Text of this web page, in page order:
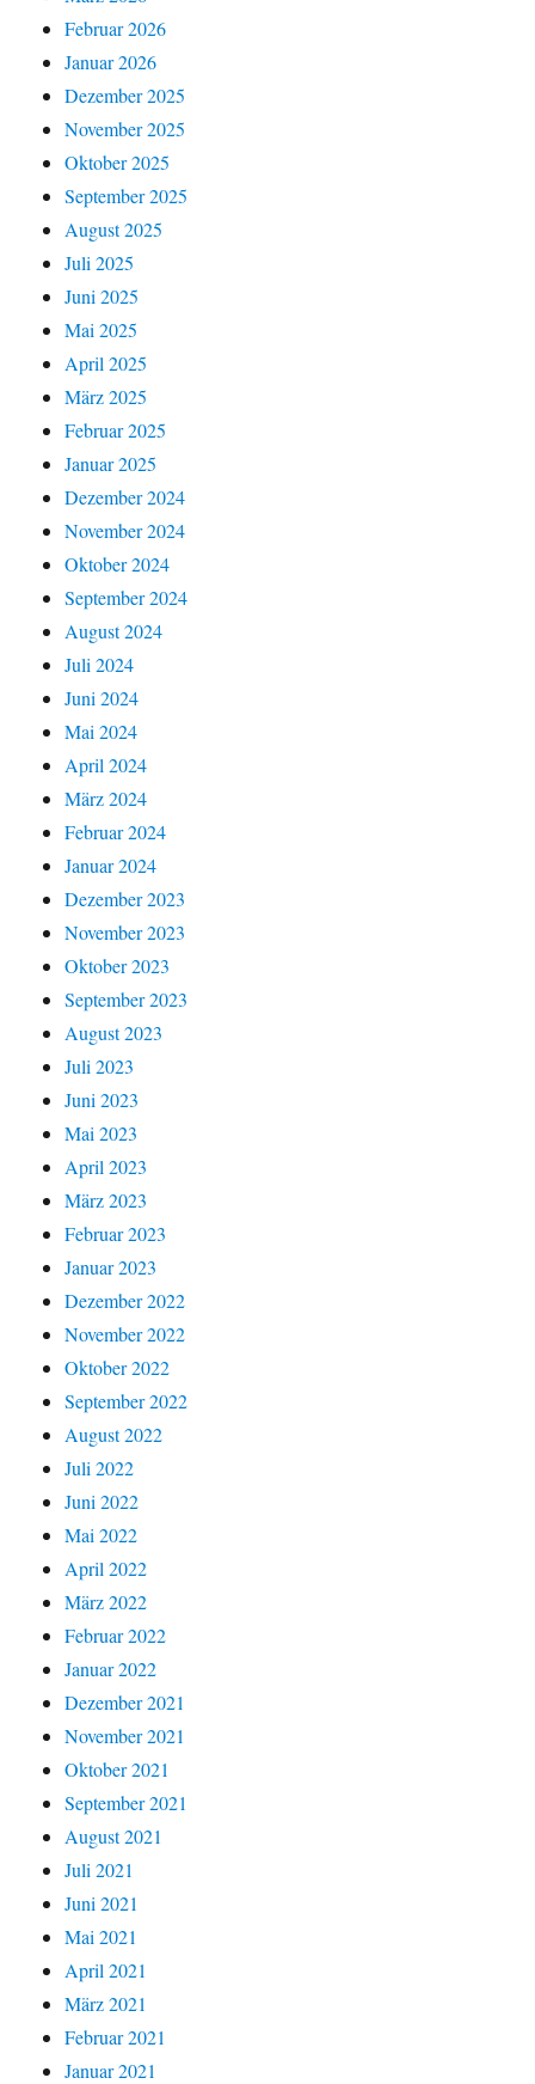
Februar 2026
Januar 2026
Dezember 2025
November 2025
Oktober 2025
September 2025
August 2025
Juli 2025
Juni 2025
Mai 2025
April 2025
März 2025
Februar 2025
Januar 2025
Dezember 2024
November 2024
Oktober 2024
September 2024
August 2024
Juli 2024
Juni 2024
Mai 2024
April 2024
März 2024
Februar 2024
Januar 2024
Dezember 2023
November 2023
Oktober 2023
September 2023
August 2023
Juli 2023
Juni 2023
Mai 2023
April 2023
März 2023
Februar 2023
Januar 2023
Dezember 2022
November 2022
Oktober 2022
September 2022
August 2022
Juli 2022
Juni 2022
Mai 2022
April 2022
März 2022
Februar 2022
Januar 2022
Dezember 2021
November 2021
Oktober 2021
September 2021
August 2021
Juli 2021
Juni 2021
Mai 2021
April 2021
März 2021
Februar 2021
Januar 2021